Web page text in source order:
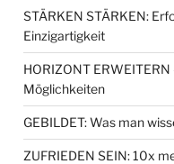
STÄRKEN STÄRKEN:
Einzigartigkeit
HORIZONT
Möglichkeiten
GEBILDET: Was man
ZUFRIEDEN SEIN: 10x